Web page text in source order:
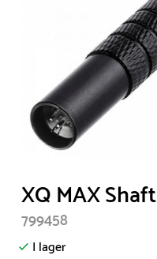
Item
1
of
1
XQ MAX
799458
I lager